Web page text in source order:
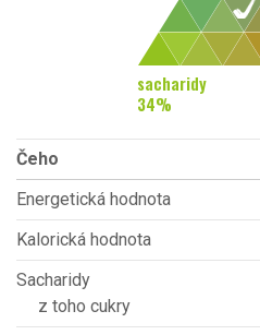
sacharidy
34%
Čeho
Energetická hodnota
Kalorická hodnota
Sacharidy
z toho cukry